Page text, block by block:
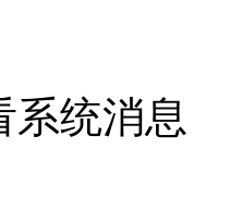
系统消息